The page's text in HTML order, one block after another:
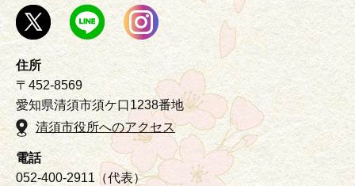
住所
〒452-8569
愛知県清須市須ケ口1238番地
清須市役所へのアクセス
電話
052-400-2911（代表）